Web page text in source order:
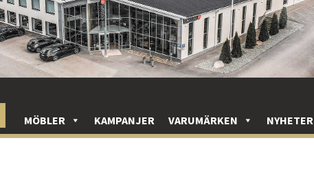
MÖBLER KAMPANJER VARUMÄRKEN NYHETER